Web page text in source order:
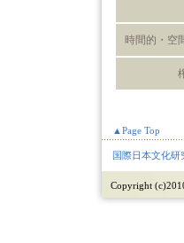
時間的・空
▲Page Top
国際日本文化研
Copyright